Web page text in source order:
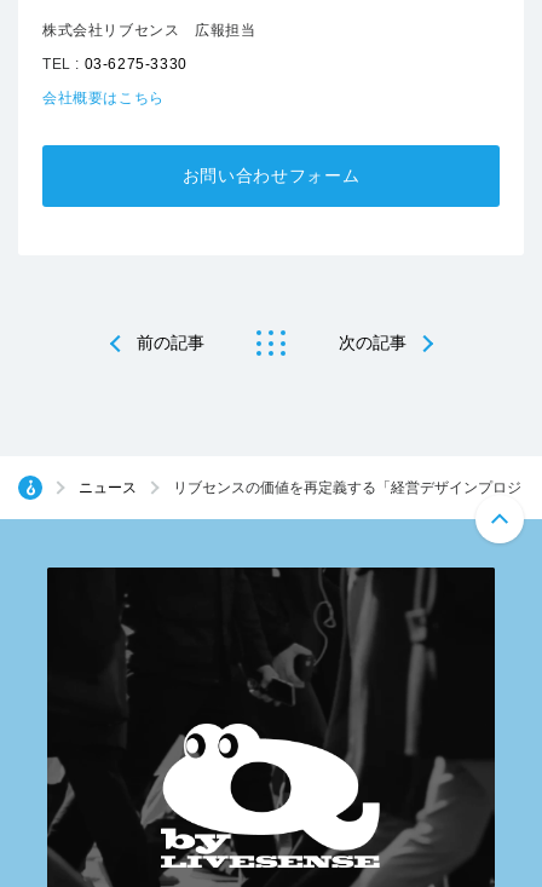
株式会社リブセンス 広報担当
TEL : 03-6275-3330
会社概要はこちら
お問い合わせフォーム
前の記事 次の記事
ニュース リブセンスの価値を再定義する「経営デザインプロジ